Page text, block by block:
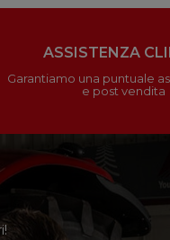
ASSISTENZA
Garantiamo una puntuale
e post vendita